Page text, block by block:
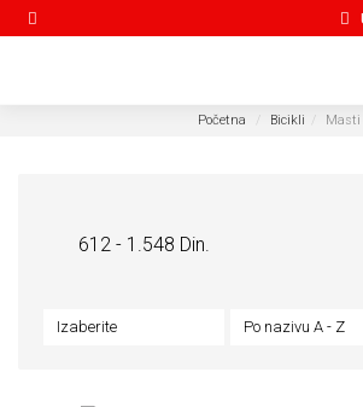
Početna Bicikli Masti
612 - 1.548 Din.
Po nazivu A - Z
Izaberite